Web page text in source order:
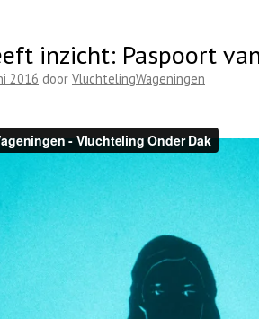
inzicht: Paspoort
2016 door VluchtelingWageningen